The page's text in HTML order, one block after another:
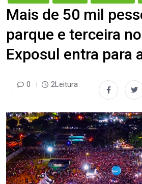
Mais de 50 mil
parque e terceira
Exposul entra para
0 2Leitura